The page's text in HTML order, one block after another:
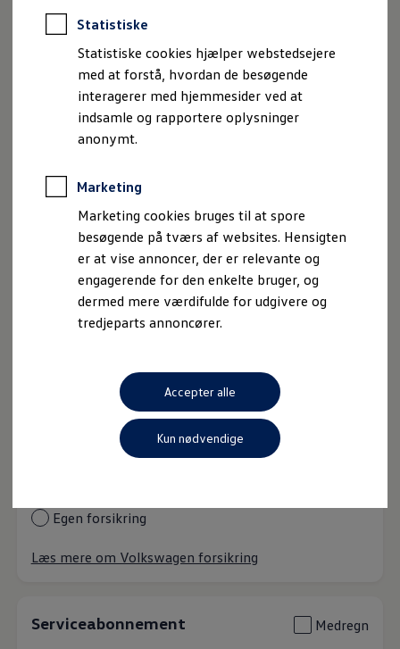
Rente type
Fast rente
Månedlig ydelse brutto
2.543 kr./md.
Kontantpris (inkl. leveringsomkostninger)
Udbetaling
Samlede kreditomkostninger
Det samlede beløb(ekskl. udb.)
305.840 kr.
3,99%
Debitorrente
120 mdr.
Læs mere om finansiering
Du er +25 år gammel
Egen forsikring
Læs mere om Volkswagen forsikring
Serviceabonnement Medregn
Statistiske
Statistiske cookies hjælper webstedsejere
med at forstå, hvordan de besøgende
interagerer med hjemmesider ved at
indsamle og rapportere oplysninger
anonymt.
Marketing
Marketing cookies bruges til at spore
besøgende på tværs af websites. Hensigten
er at vise annoncer, der er relevante og
engagerende for den enkelte bruger, og
dermed mere værdifulde for udgivere og
tredjeparts annoncører.
Accepter alle
Kun nødvendige